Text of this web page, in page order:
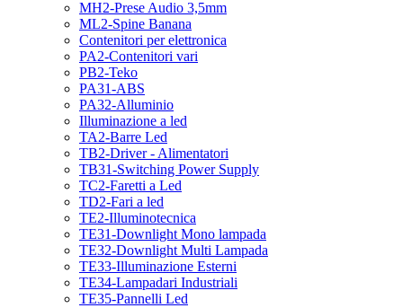
MH2-Prese Audio 3,5mm
ML2-Spine Banana
Contenitori per elettronica
PA2-Contenitori vari
PB2-Teko
PA31-ABS
PA32-Alluminio
Illuminazione a led
TA2-Barre Led
TB2-Driver - Alimentatori
TB31-Switching Power Supply
TC2-Faretti a Led
TD2-Fari a led
TE2-Illuminotecnica
TE31-Downlight Mono lampada
TE32-Downlight Multi Lampada
TE33-Illuminazione Esterni
TE34-Lampadari Industriali
TE35-Pannelli Led